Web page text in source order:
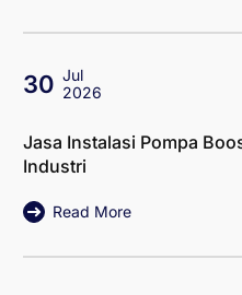
30 Jul
2026
Jasa Instalasi Pompa
Industri
Read More